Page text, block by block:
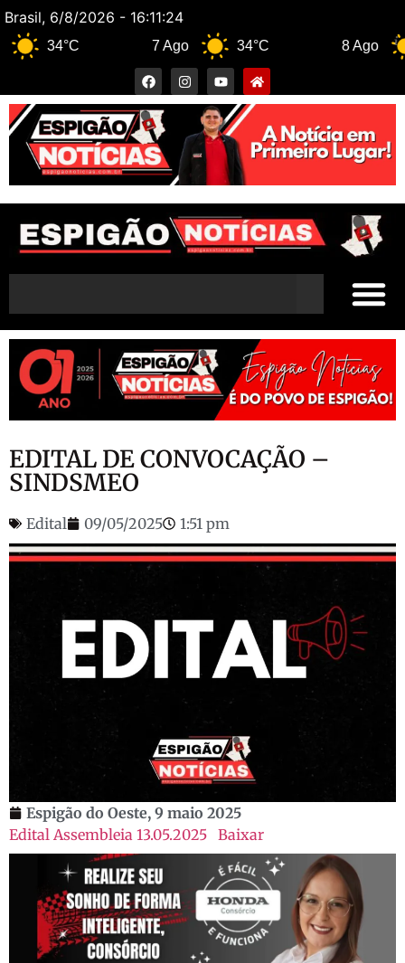
Brasil, 6/8/2026 - 16:11:25
34°C
EDITAL DE CONVOCAÇÃO –
SINDSMEO
Edital 09/05/2025 1:51 pm
Espigão do Oeste, 9 maio 2025
Edital Assembleia 13.05.2025 Baixar